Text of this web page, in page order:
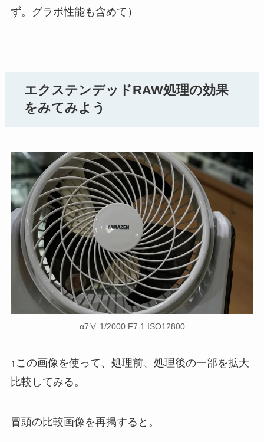
ず。グラボ性能も含めて）
エクステンデッドRAW処理の効果
をみてみよう
α7Ⅴ 1/2000 F7.1 ISO12800
↑この画像を使って、処理前、処理後の一部を拡大
比較してみる。
冒頭の比較画像を再掲すると。